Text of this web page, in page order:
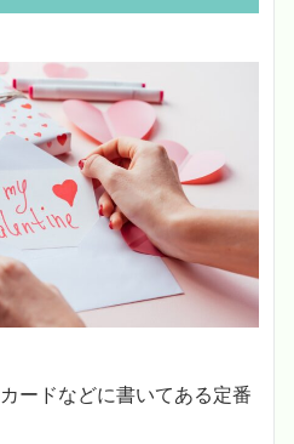
ードなどに書いてある定番